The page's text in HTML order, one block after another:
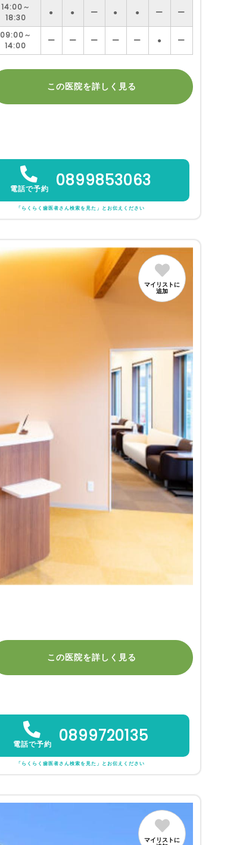
14:00～
18:30
● ● ー ● ● ー ー
09:00～
14:00
ー ー ー ー ー ● ー
この医院を詳しく見る
電話で予約 0899853063
「らくらく歯医者さん検索を見た」とお伝えください
マイリストに
追加
この医院を詳しく見る
電話で予約 0899720135
「らくらく歯医者さん検索を見た」とお伝えください
マイリストに